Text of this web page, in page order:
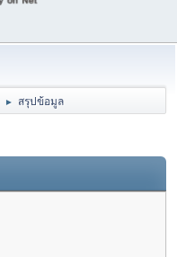
► สรุปข้อมูล